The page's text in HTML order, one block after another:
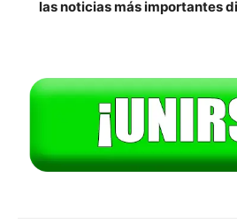
las noticias más importantes